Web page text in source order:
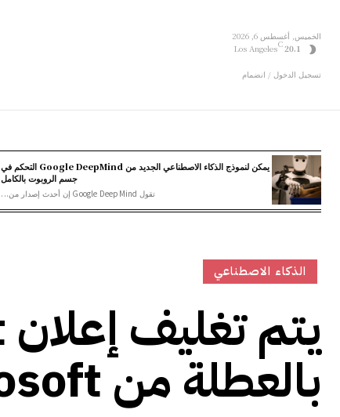
الخميس, أغسطس 6, 2026
20.1
C
Los Angeles
تسجيل الدخول / انضمام
يمكن لنموذج الذكاء الاصطناعي الجديد من Google DeepMind التحكم في
جسم الروبوت بالكامل
تقول Google DeepMind إن أحدث إصدار من...
الذكاء الاصطناعي
بالعطلة من Microsoft بوعود فارغة